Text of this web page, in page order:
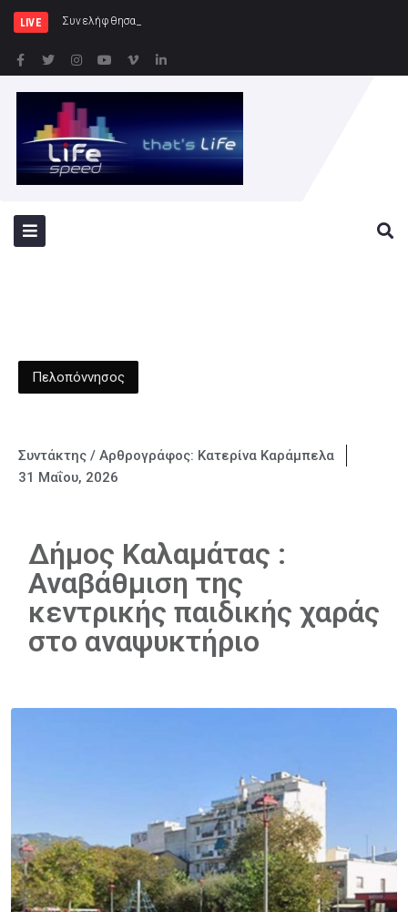
LIVE Συνελήφθησαν 2 άτομα για διάρρηξ
Πελοπόννησος
Συντάκτης / Αρθρογράφος: Κατερίνα Καράμπελα
31 Μαΐου, 2026
Δήμος Καλαμάτας :
Αναβάθμιση της
κεντρικής παιδικής χαράς
στο αναψυκτήριο